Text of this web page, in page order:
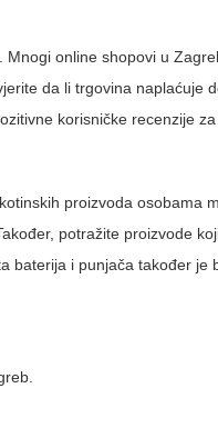
online shopovi u
da li trgovina naplaćuje
korisničke recenzije
proizvoda osobama
potražite proizvode
baterija i punjača također